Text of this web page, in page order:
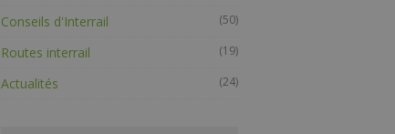
Conseils d'Interrail (50)
Routes interrail (19)
Actualités (24)